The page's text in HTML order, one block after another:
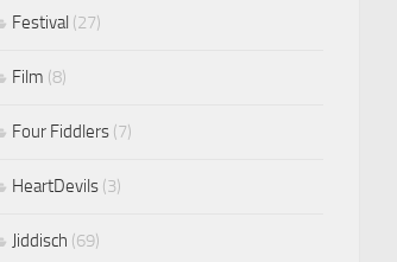
Festival (27)
Film (8)
Four Fiddlers (7)
HeartDevils (3)
Jiddisch (69)